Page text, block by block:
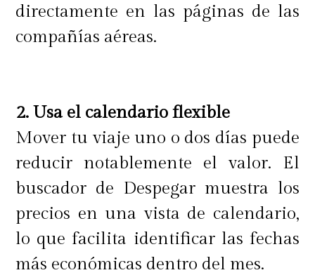
Si se vas a viajar con menores en
esta época, lo importante es tener en
cuenta la edad, para luego
determinar distancias, clima y
servicios disponibles en el viaje.
directamente en las páginas de las
compañías aéreas.
2. Usa el calendario flexible
Mover tu viaje uno o dos días puede
reducir notablemente el valor. El
buscador de Despegar muestra los
precios en una vista de calendario,
lo que facilita identificar las fechas
más económicas dentro del mes.